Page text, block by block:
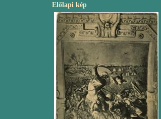
Előlapi kép